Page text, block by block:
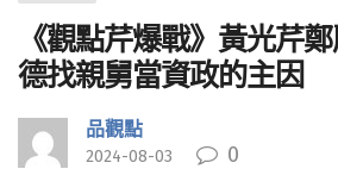
《觀點芹爆戰》黃光芹
德找親舅當資政的主因
品觀點
2024-08-03 0